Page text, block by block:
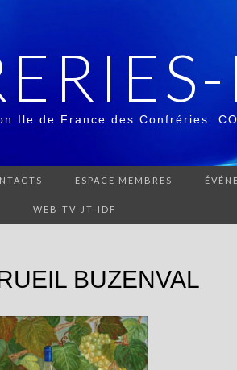
Ile de France des Confréries.
ESPACE MEMBRES
WEB-TV-JT-IDF
BUZENVAL